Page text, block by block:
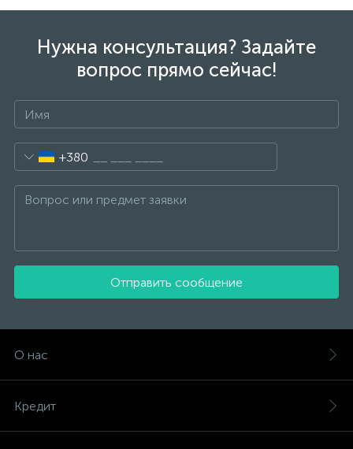
Нужна консультация? Задайте
вопрос прямо сейчас!
+380
Отправить сообщение
О нас
Кредит